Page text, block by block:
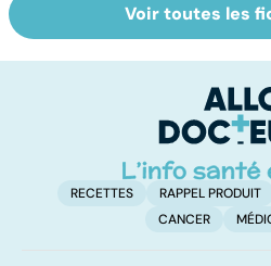
Médecins
étrangers : des
Voir toutes les
RECETTES RAPPEL PRODUIT
CANCER